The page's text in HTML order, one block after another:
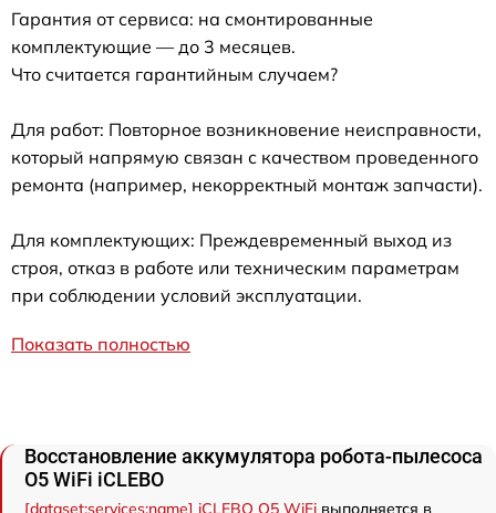
Гарантия от сервиса: на смонтированные
комплектующие — до 3 месяцев.
Что считается гарантийным случаем?
Для работ: Повторное возникновение неисправности,
который напрямую связан с качеством проведенного
ремонта (например, некорректный монтаж запчасти).
Для комплектующих: Преждевременный выход из
строя, отказ в работе или техническим параметрам
при соблюдении условий эксплуатации.
Показать полностью
Восстановление аккумулятора робота-пылесоса
O5 WiFi iCLEBO
[dataset:services:name] iCLEBO O5 WiFi выполняется в